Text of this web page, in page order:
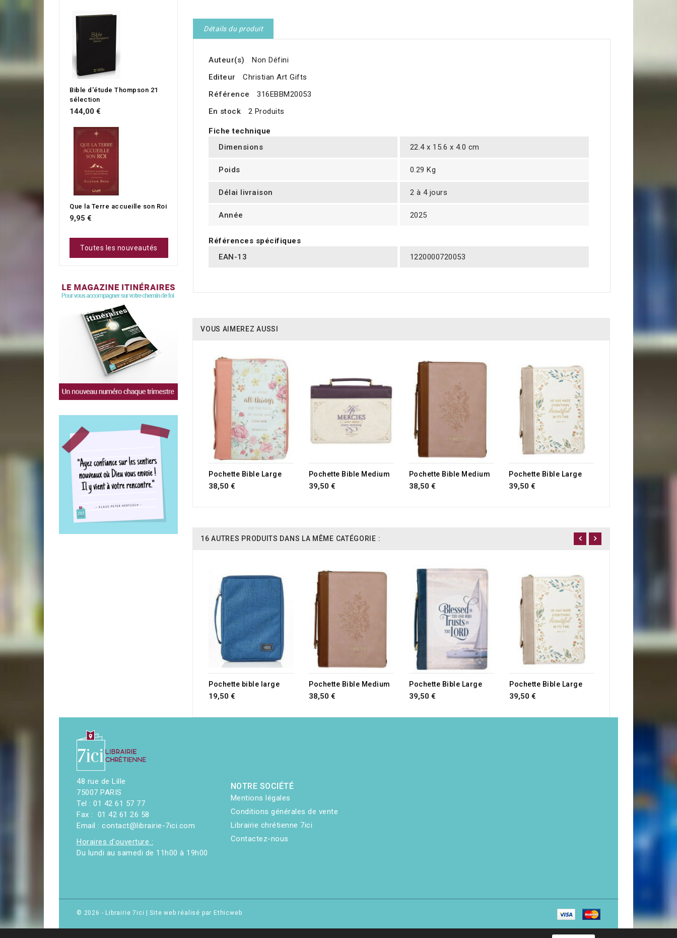
Détails du produit
Auteur(s)
Non Défini
Editeur
Christian Art Gifts
Référence
316EBBM20053
En stock
2 Produits
Fiche technique
Dimensions
22.4 x 15.6 x 4.0 cm
Poids 0.29 Kg
Délai livraison 2 à 4 jours
Année 2025
Références spécifiques
EAN-13
1220000720053
VOUS AIMEREZ AUSSI
Pochette Bible Large
38,50 €
Pochette Bible Medium
39,50 €
RUPTURE DE STOCK
Pochette Bible Medium
38,50 €
RUPTURE DE STOCK
Pochette Bible Large
39,50 €
16 AUTRES PRODUITS DANS LA MÊME CATÉGORIE :
RUPTURE DE STOCK
Pochette bible large
19,50 €
RUPTURE DE STOCK
Pochette Bible Medium
38,50 €
RUPTURE DE STOCK
Pochette Bible Large
39,50 €
RUPTURE DE STOCK
Pochette Bible Large
39,50 €
Bible d'étude Thompson 21
sélection
144,00 €
Que la Terre accueille son Roi
9,95 €
Toutes les nouveautés
48 rue de Lille
75007 PARIS
Tel : 01 42 61 57 77
Fax : 01 42 61 26 58
Email : contact@librairie-7ici.com
Horaires d'ouverture :
Du lundi au samedi de 11h00 à 19h00
NOTRE SOCIÉTÉ
Mentions légales
Conditions générales de vente
Librairie chrétienne 7ici
Contactez-nous
© 2026 - Librairie 7ici |Site web réalisé par Ethicweb